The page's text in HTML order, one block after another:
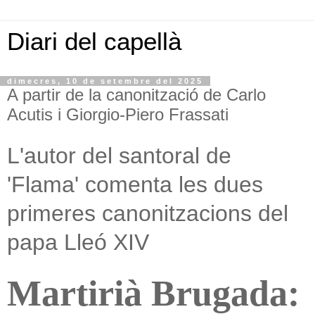
Diari del capellà
dimecres, 10 de setembre del 2025
A partir de la canonització de Carlo
Acutis i Giorgio-Piero Frassati
L'autor del santoral de
'Flama' comenta les dues
primeres canonitzacions del
papa Lleó XIV
Martirià Brugada: